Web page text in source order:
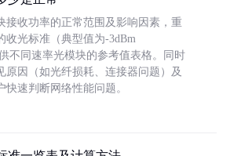
接收功率的正常范围及影响因素，重
收光标准（典型值为-3dBm
不同速率光模块的参考值表格。同时
原因（如光纤损耗、连接器问题）及
速判断网络性能问题。